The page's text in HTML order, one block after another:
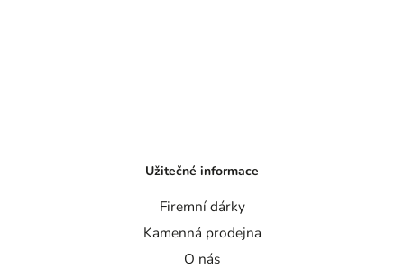
Užitečné informace
Firemní dárky
Kamenná prodejna
O nás